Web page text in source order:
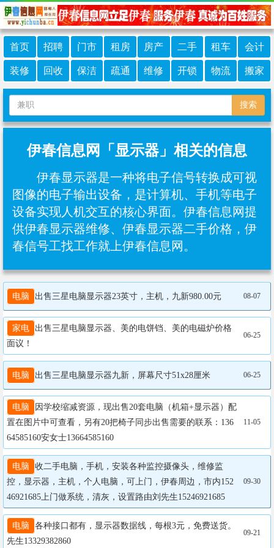
首页 招聘 门市 租房 房产 二手 租车 会计
装修 回收 保洁 疏通 维修 开锁 物流 搬家
搜索
伊春信息网「显示器」相关的信息
伊春显示器是一种将电子信号转换成可视
图像的电子输出设备，是计算机、手机等电子
设备实现人机交互的核心界面‌。伊春信息网提
供伊春显示器维修、伊春显示器二手价格，伊
春信号工找工作就上伊春信息网。
电脑 出售三星电脑显示器23英寸，主机，九新980.00元 08-07
家电
出售三星电脑显示器、美的电饼铛、美的电磁炉价格
面议！
06-25
电脑 出售三星电脑显示器九新，屏幕尺寸51x28厘米 06-25
电脑
因学校缩减资源，现出售20套电脑（机箱+显示器）配
置在图片中可查看，另有20把椅子同步出售需要的联系：136
64585160安女士13664585160
11-05
电脑
收二手电脑，手机，安装各种监控摄像头，维修监
控，显示器，主机，个人电脑，可上门，伊春周边，市内152
46921685上门做系统，清灰，设置路由刘先生15246921685
09-30
电脑
各种接口都有，显示器数据线，每根3元，免费送货。
先生13329382860
09-21